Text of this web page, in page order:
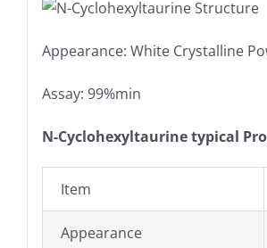
Appearance: White Crystalline
Assay: 99%min
N-Cyclohexyltaurine typical
Item
Appearance